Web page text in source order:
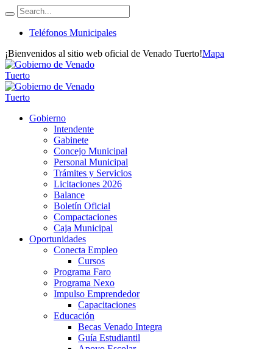
Teléfonos Municipales
¡Bienvenidos al sitio web oficial de Venado Tuerto!Mapa
Gobierno
Intendente
Gabinete
Concejo Municipal
Personal Municipal
Trámites y Servicios
Licitaciones 2026
Balance
Boletín Oficial
Compactaciones
Caja Municipal
Oportunidades
Conecta Empleo
Cursos
Programa Faro
Programa Nexo
Impulso Emprendedor
Capacitaciones
Educación
Becas Venado Integra
Guía Estudiantil